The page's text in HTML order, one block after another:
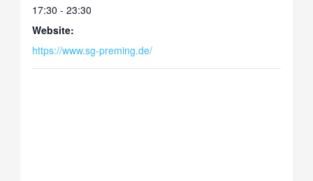
17:30 - 23:30
Website:
https://www.sg-preming.de/